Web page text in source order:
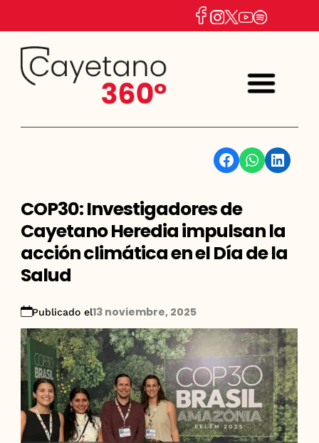
Facebook WhatsApp Linkedin
COP30: Investigadores de
Cayetano Heredia impulsan la
acción climática en el Día de la
Salud
Publicado el13 noviembre, 2025